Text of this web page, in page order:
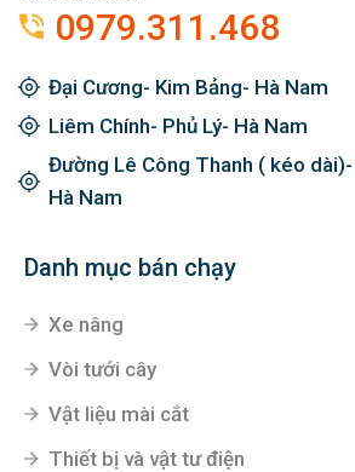
0979.311.468
Đại Cương- Kim Bảng- Hà Nam
Liêm Chính- Phủ Lý- Hà Nam
Đường Lê Công Thanh ( kéo
Hà Nam
Danh mục bán chạy
Xe nâng
Vòi tưới cây
Vật liệu mài cắt
Thiết bị và vật tư điện